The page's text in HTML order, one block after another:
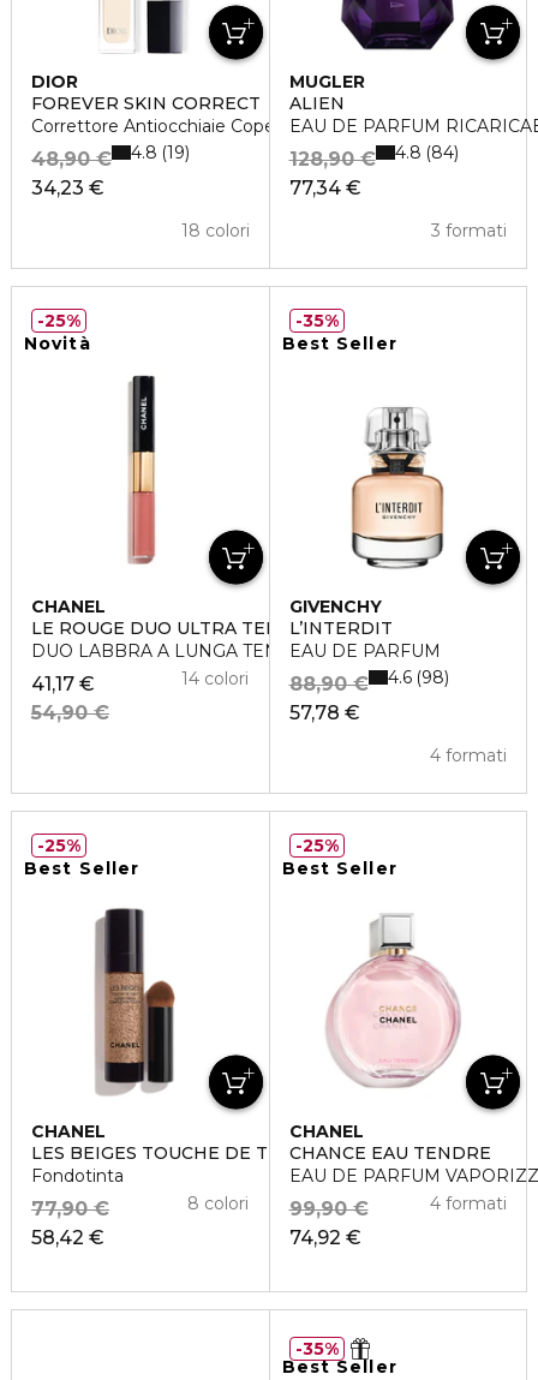
DIOR
FOREVER SKIN CORRECT
Correttore Antiocchiaie Copertura Totale
34,23 €
48,90 €
18 colori
4.8 19
MUGLER
ALIEN
EAU DE PARFUM
77,34 €
128,90 €
3 formati
4.8 84
Novità
CHANEL
LE ROUGE DUO ULTRA TENUE
DUO LABBRA A LUNGA TENUTA
41,17 €
54,90 €
14 colori
25%
Best Seller
GIVENCHY
L’INTERDIT
EAU DE PARFUM
57,78 €
88,90 €
4 formati
4.6 98
35%
Best Seller
CHANEL
LES BEIGES TOUCHE DE TEINT
Fondotinta
58,42 €
77,90 € 8 colori
25%
Best Seller
CHANEL
CHANCE EAU TENDRE
EAU DE PARFUM
74,92 €
99,90 € 4 formati
25%
Best Seller
35%